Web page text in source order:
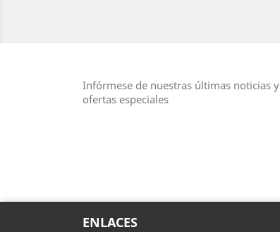
Infórmese de nuestras últimas noticias y
ofertas especiales
ENLACES